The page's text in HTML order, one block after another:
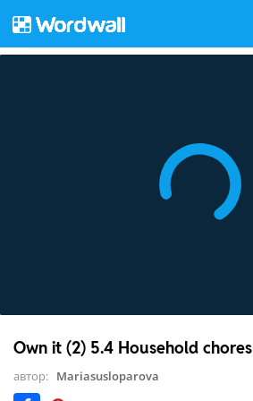
Own it (2) 5.4 Household chores
автор: Mariasusloparova